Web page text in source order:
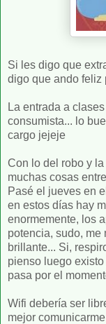
Si les digo que
digo que ando feliz
La entrada a
consumista... lo
cargo jejeje
Con lo del robo y
muchas cosas
Pasé el jueves en
en estos días hay
enormemente, los
potencia, sudo, me
brillante... Si,
pienso luego
pasa por el
Wifi debería ser
mejor